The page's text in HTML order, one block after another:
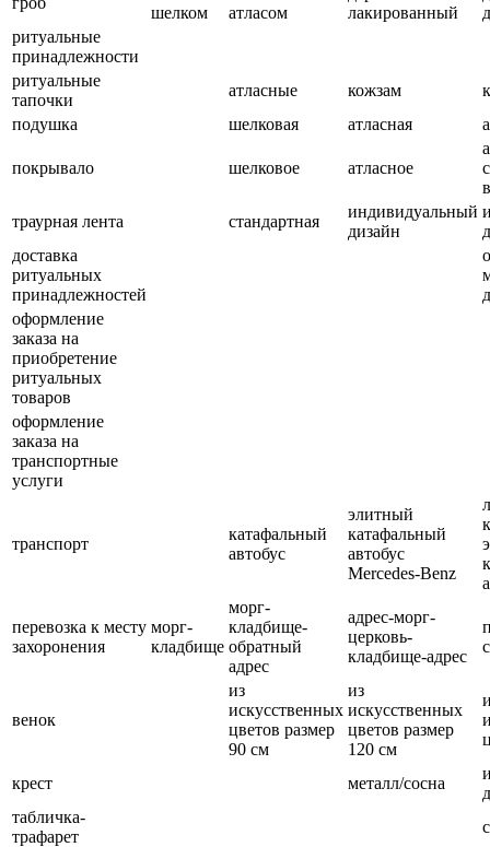
шелком
атласом
лакированный
ритуальные
принадлежности
ритуальные
тапочки
атласные кожзам
подушка
шелковая атласная
покрывало шелковое атласное
траурная лента
стандартная
индивидуальный
дизайн
доставка
ритуальных
принадлежностей
оформление
заказа на
приобретение
ритуальных
товаров
оформление
заказа на
транспортные
услуги
транспорт
катафальный
автобус
элитный
катафальный
автобус
Mercedes-Benz
перевозка к месту
захоронения
морг-
кладбище
морг-
кладбище-
обратный
адрес
адрес-морг-
церковь-
кладбище-адрес
венок
из
искусственных
цветов размер
90 см
из
искусственных
цветов размер
120 см
крест металл/сосна
табличка-
трафарет